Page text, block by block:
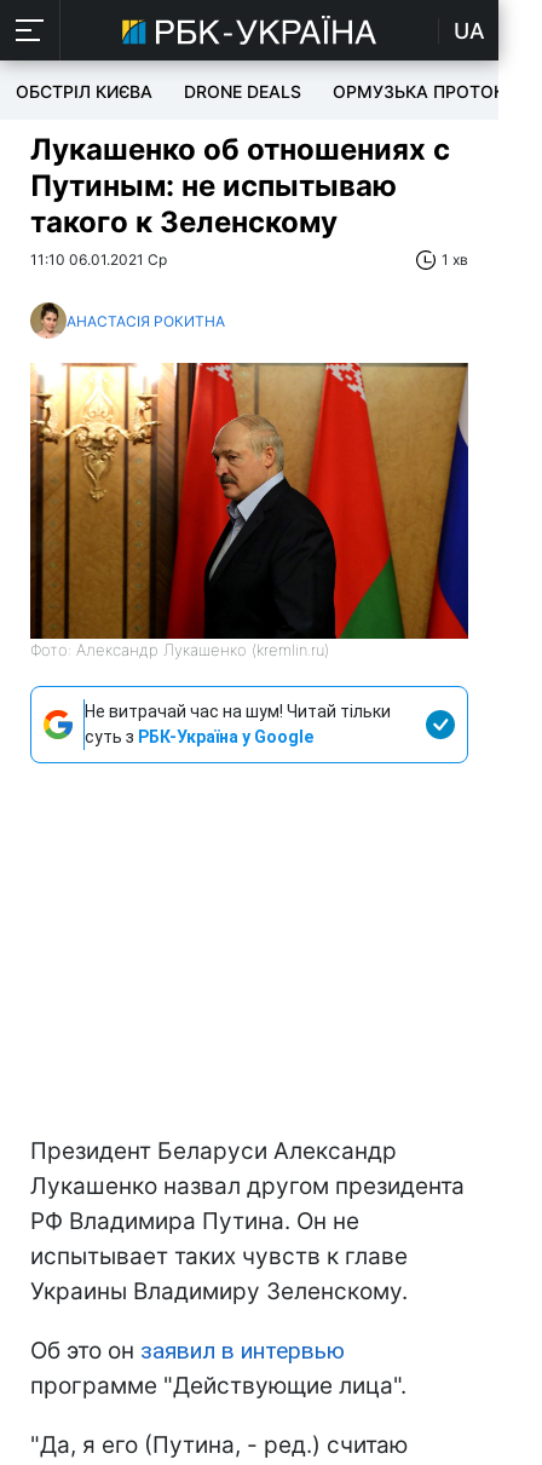
UA
ОБСТРІЛ КИЄВА DRONE DEALS ОРМУЗЬКА ПРОТОКА
Лукашенко об отношениях с
Путиным: не испытываю
такого к Зеленскому
11:10 06.01.2021 Ср 1 хв
АНАСТАСІЯ РОКИТНА
Фото: Александр Лукашенко (kremlin.ru)
Не витрачай час на шум! Читай тільки
суть з РБК-Україна у Google
Президент Беларуси Александр
Лукашенко назвал другом президента
РФ Владимира Путина. Он не
испытывает таких чувств к главе
Украины Владимиру Зеленскому.
Об это он заявил в интервью
программе "Действующие лица".
"Да, я его (Путина, - ред.) считаю